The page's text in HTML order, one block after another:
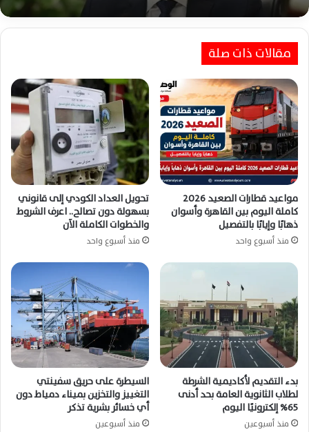
مقالات ذات صلة
مواعيد قطارات الصعيد 2026
كاملة اليوم بين القاهرة وأسوان
ذهابًا وإيابًا بالتفصيل
منذ أسبوع واحد
تحويل العداد الكودي إلى قانوني
بسهولة دون تصالح.. اعرف الشروط
والخطوات الكاملة الآن
منذ أسبوع واحد
بدء التقديم لأكاديمية الشرطة
لطلاب الثانوية العامة بحد أدنى
65% إلكترونيًا اليوم
منذ أسبوعين
السيطرة على حريق سفينتي
التغييز والتخزين بميناء دمياط دون
أي خسائر بشرية تذكر
منذ أسبوعين